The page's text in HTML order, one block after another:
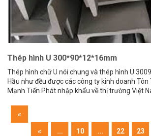
Thép hình U 300*90*12*16mm
Thép hình chữ U nói chung và thép hình U
Hầu như đều được các công ty kinh doanh
Mạnh Tiến Phát nhập khẩu về thị trường Việt
«
« ... 10 ... 22 23